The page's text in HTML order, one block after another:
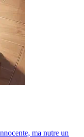
ma nutre un